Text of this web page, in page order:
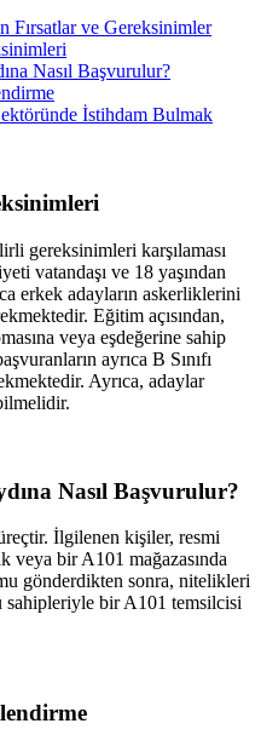
Fırsatlar ve Gereksinimler
Nasıl Başvurulur?
İstihdam Bulmak
gereksinimleri karşılaması
vatandaşı ve 18 yaşından
erkek adayların askerliklerini
Eğitim açısından,
veya eşdeğerine sahip
ayrıca B Sınıfı
Ayrıca, adaylar
Nasıl Başvurulur?
İlgilenen kişiler, resmi
veya bir A101 mağazasında
gönderdikten sonra, nitelikleri
sahipleriyle bir A101 temsilcisi